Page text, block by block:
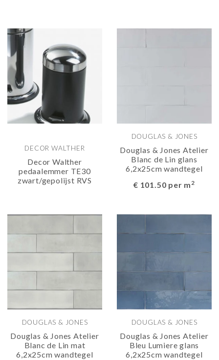
DECOR WALTHER
Decor Walther
pedaalemmer TE30
zwart/gepolijst RVS
DOUGLAS & JONES
Douglas & Jones Atelier
Blanc de Lin glans
6,2x25cm wandtegel
€ 101.50 per m2
DOUGLAS & JONES
Douglas & Jones Atelier
Blanc de Lin mat
6,2x25cm wandtegel
DOUGLAS & JONES
Douglas & Jones Atelier
Bleu Lumiere glans
6,2x25cm wandtegel